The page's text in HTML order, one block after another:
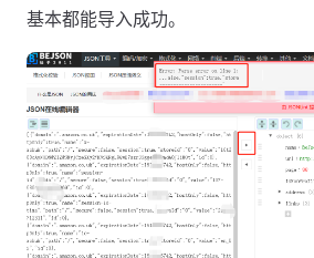
基本都能导入成功。